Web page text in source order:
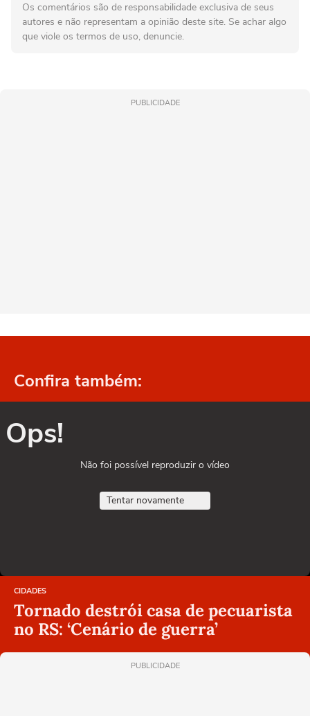
Os comentários são de responsabilidade exclusiva de seus
autores e não representam a opinião deste site. Se achar algo
que viole os termos de uso, denuncie.
PUBLICIDADE
Confira também:
Ops!
Não foi possível reproduzir o vídeo
Tentar novamente
CIDADES
Tornado destrói casa de pecuarista
no RS: ‘Cenário de guerra’
PUBLICIDADE